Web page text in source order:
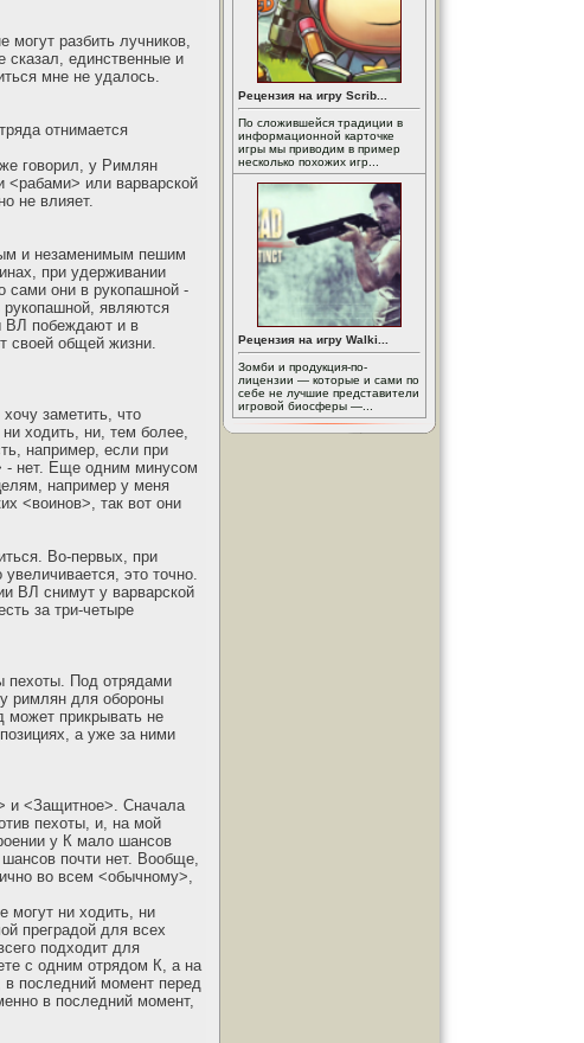
разбить лучников,
сказал, единственные и
мне не удалось.
отнимается
говорил, у Римлян
<рабами> или варварской
не влияет.
и незаменимым пешим
при удерживании
сами они в рукопашной -
рукопашной, являются
ВЛ побеждают и в
своей общей жизни.
заметить, что
ходить, ни, тем более,
например, если при
- нет. Еще одним минусом
например у меня
<воинов>, так вот они
Во-первых, при
это точно.
ВЛ снимут у варварской
за три-четыре
пехоты. Под отрядами
римлян для обороны
может прикрывать не
а уже за ними
и <Защитное>. Сначала
пехоты, и, на мой
у К мало шансов
шансов почти нет. Вообще,
во всем <обычному>,
могут ни ходить, ни
преградой для всех
подходит для
с одним отрядом К, а на
в последний момент перед
в последний момент,
Рецензия на игру Scrib...
По сложившейся традиции в
информационной карточке
игры мы приводим в пример
несколько похожих игр...
Рецензия на игру Walki...
Зомби и продукция-по-
лицензии — которые и сами по
себе не лучшие представители
игровой биосферы —...